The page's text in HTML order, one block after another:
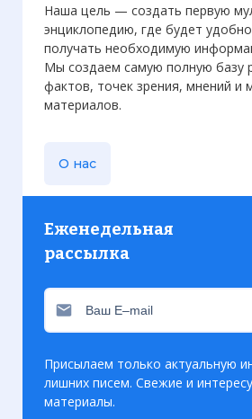
Наша цель — создать первую
энциклопедию, где будет
получать необходимую
Мы создаем самую полную базу
фактов, точек зрения, мнений и
материалов.
О нас
Еженедельная
рассылка
Присылаем только актуальную
лишних писем. Свежие и
материалы.